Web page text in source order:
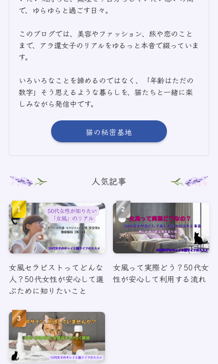
で、ゆらゆらと過ごす日々。
このブログでは、美容やファッション、旅や恋のこと
まで、アラ還女子のリアルをゆるっと本音で綴っていま
す。
いろいろなことを諦めるのではなく、「年齢はただの
数字」そう思えるような暮らしを、猫たちと一緒に楽
しみながら発信中です。
猫の秘密基地
人気記事
女風セラピストってどんな
人？50代女性が安心して選
ぶために知りたいこと
女風って実際どう？50代女
性が安心して利用する流れ